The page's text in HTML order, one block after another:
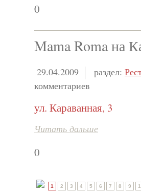
0
Mama Roma на
29.04.2009 раздел:
комментариев
ул. Караванная, 3
Читать дальше
0
1 2 3 4 5 6 7 8 9